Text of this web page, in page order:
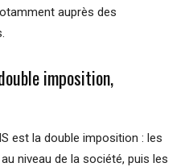
auprès des
imposition,
est la double imposition : les
niveau de la société, puis les